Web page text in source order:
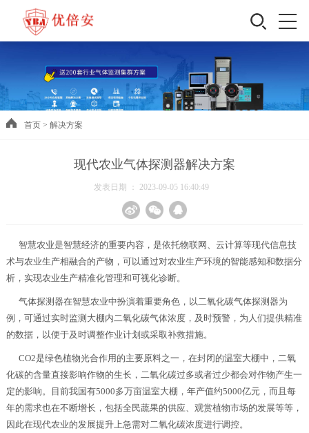
首页 >解决方案
现代农业气体探测器解决方案
发表日期 ： 2023-09-05 16:40:49
智慧农业是智慧经济的重要内容，是依托物联网、云计算等现代信息技
术与农业生产相融合的产物，可以通过对农业生产环境的智能感知和数据分
析，实现农业生产精准化管理和可视化诊断。
气体探测器在智慧农业中扮演着重要角色，以二氧化碳气体探测器为
例，可通过实时监测大棚内二氧化碳气体浓度，及时预警，为人们提供精准
的数据，以便于及时调整作业计划或采取补救措施。
CO2是绿色植物光合作用的主要原料之一，在封闭的温室大棚中，二氧
化碳的含量直接影响作物的生长，二氧化碳过多或者过少都会对作物产生一
定的影响。目前我国有5000多万亩温室大棚，年产值约5000亿元，而且每
年的需求也在不断增长，包括全民蔬果的供应、观赏植物市场的发展等等，
因此在现代农业的发展提升上急需对二氧化碳浓度进行调控。